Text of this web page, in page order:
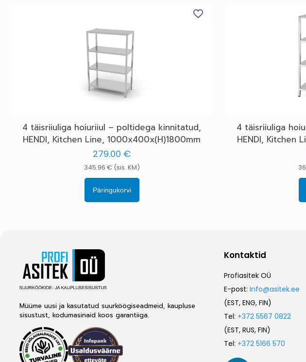
4 täisriiuliga hoiuriiul – poltidega kinnitatud,
HENDI, Kitchen Line, 1000x400x(H)1800mm
279.00 €
345.96 € (sis. KM)
Päringukorvi
4 täisriiuliga
HENDI, Kitchen
Müüme uusi ja kasutatud suurköögiseadmeid, kaupluse
sisustust, kodumasinaid koos garantiiga.
Kontaktid
Profiasitek OÜ
E-post:Info@asitek.ee
(EST, ENG, FIN)
Tel: +372 5567 0822
(EST, RUS, FIN)
Tel: +372 5166 570